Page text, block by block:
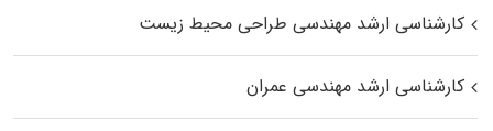
کارشناسی ارشد مهندسی طراحی محیط زیست
کارشناسی ارشد مهندسی عمران